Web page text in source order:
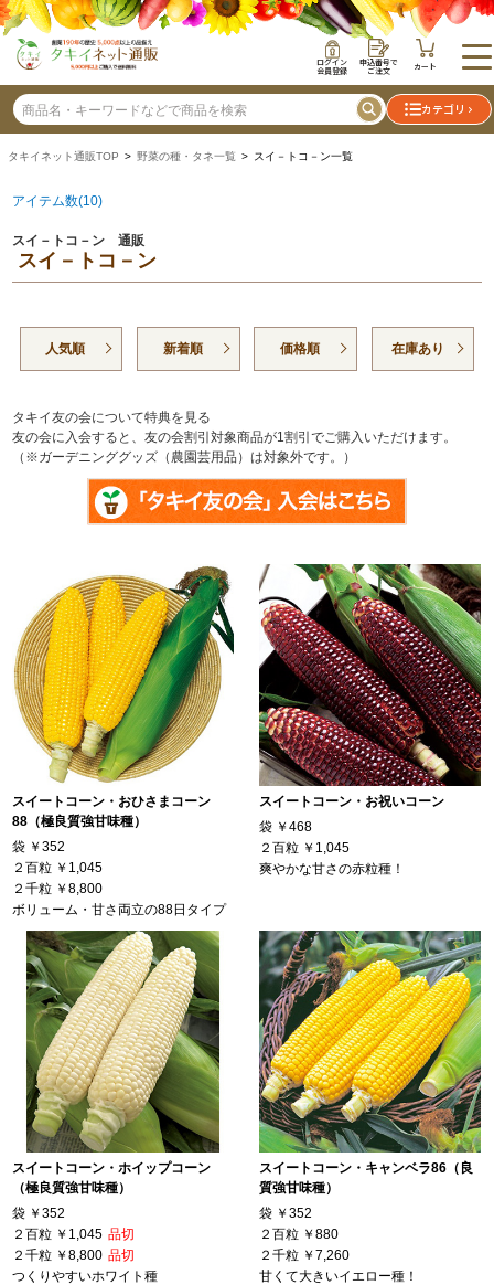
ログイン
会員登録
申込番号で
ご注文 カート
カテゴリ
タキイネット通販TOP > 野菜の種・タネ一覧 > スイ－トコ－ン一覧
アイテム数(10)
スイ－トコ－ン 通販
スイ－トコ－ン
人気順 新着順 価格順 在庫あり
タキイ友の会について特典を見る
友の会に入会すると、友の会割引対象商品が1割引でご購入いただけます。
（※ガーデニンググッズ（農園芸用品）は対象外です。）
スイートコーン・おひさまコーン
88（極良質強甘味種）
袋 ￥352
２百粒 ￥1,045
２千粒 ￥8,800
ボリューム・甘さ両立の88日タイプ
スイートコーン・お祝いコーン
袋 ￥468
２百粒 ￥1,045
爽やかな甘さの赤粒種！
スイートコーン・ホイップコーン
（極良質強甘味種）
袋 ￥352
２百粒 ￥1,045 品切
２千粒 ￥8,800 品切
つくりやすいホワイト種
スイートコーン・キャンベラ86（良
質強甘味種）
袋 ￥352
２百粒 ￥880
２千粒 ￥7,260
甘くて大きいイエロー種！